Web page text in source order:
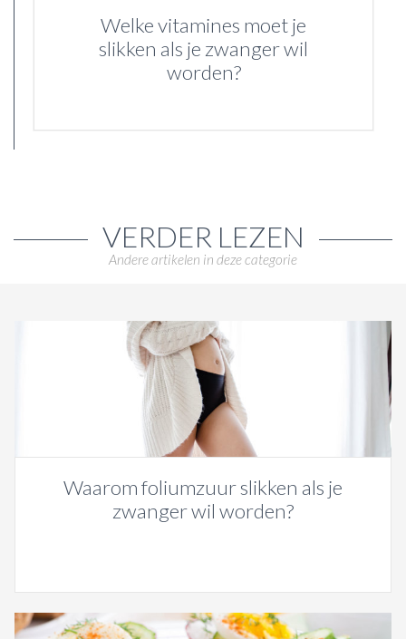
Welke vitamines moet je
slikken als je zwanger wil
worden?
VERDER LEZEN
Andere artikelen in deze categorie
Waarom foliumzuur slikken als je
zwanger wil worden?